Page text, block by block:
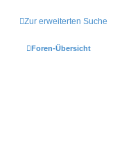
Zur erweiterten Suche
Foren-Übersicht